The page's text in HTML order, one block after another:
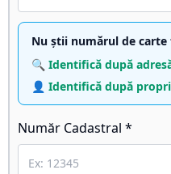
Nu știi numărul de carte
🔍 Identifică după
👤 Identifică după
Număr Cadastral *